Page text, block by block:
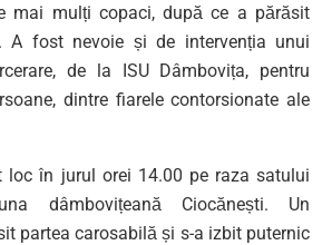
mai mulți copaci, după ce a părăsit
A fost nevoie și de intervenția unui
de la ISU Dâmbovița, pentru
dintre fiarele contorsionate ale
loc în jurul orei 14.00 pe raza satului
dâmbovițeană Ciocănești. Un
partea carosabilă și s-a izbit puternic